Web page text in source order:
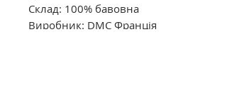
Склад: 100% бавовна
Виробник: DMC Франція